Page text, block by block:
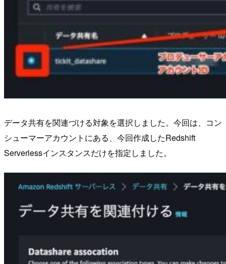
データ共有を関連づける対象を選択しました。今回は、コン
シューマーアカウントにある、今回作成したRedshift
Serverlessインスタンスだけを指定しました。